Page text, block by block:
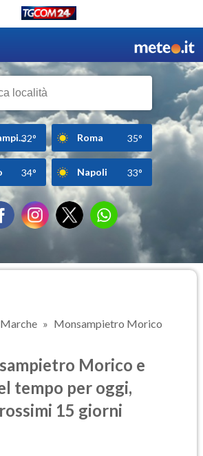
32° Roma 35°
34° Napoli 33°
Marche Monsampietro Morico
Morico e
tempo per oggi,
15 giorni